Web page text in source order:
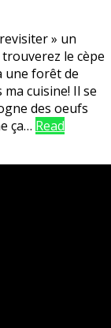
» un
le cèpe
une forêt de
cuisine! Il se
des oeufs
ça… Read